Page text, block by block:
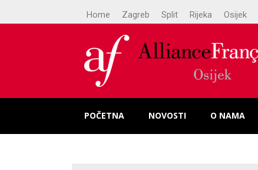
Home Zagreb Split Rijeka Osijek
POČETNA NOVOSTI O NAMA